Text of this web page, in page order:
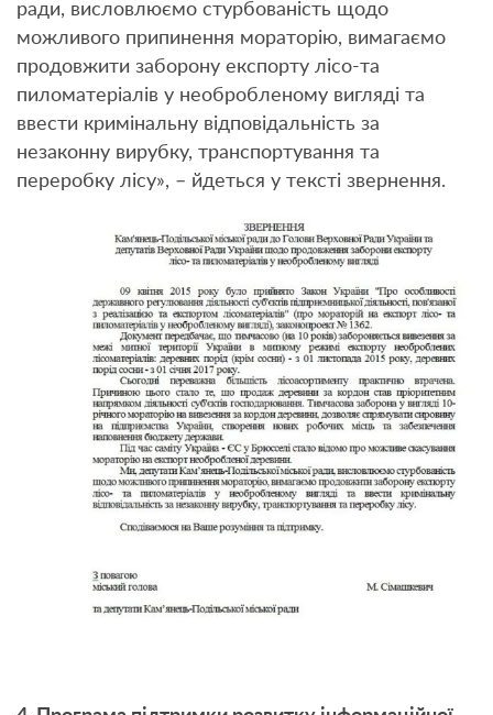
ради, висловлюємо стурбованість щодо
можливого припинення мораторію, вимагаємо
продовжити заборону експорту лісо-та
пиломатеріалів у необробленому вигляді та
ввести кримінальну відповідальність за
незаконну вирубку, транспортування та
переробку лісу», – йдеться у тексті звернення.